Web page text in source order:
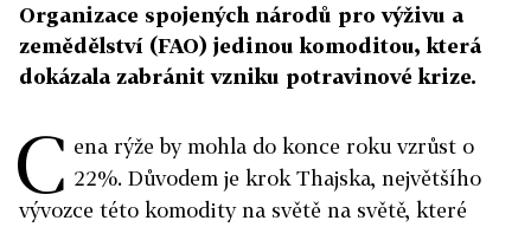
Organizace spojených národů pro výživu a
zemědělství (FAO) jedinou komoditou, která
dokázala zabránit vzniku potravinové krize.
C ena rýže by mohla do konce roku vzrůst o
22%. Důvodem je krok Thajska, největšího
vývozce této komodity na světě na světě, které